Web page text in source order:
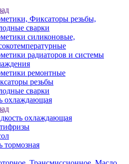
Фиксаторы резьбы,
сварки
силиконовые,
радиаторов и системы
ремонтные
резьбы
сварки
охлаждающая
охлаждающая
тормозная